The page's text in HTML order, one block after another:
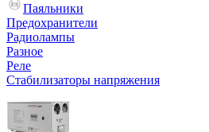
Паяльники
Предохранители
Радиолампы
Разное
Реле
Стабилизаторы напряжения